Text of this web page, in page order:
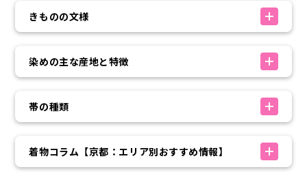
きものの文様
染めの主な産地と特徴
帯の種類
着物コラム【京都：エリア別おすすめ情報】